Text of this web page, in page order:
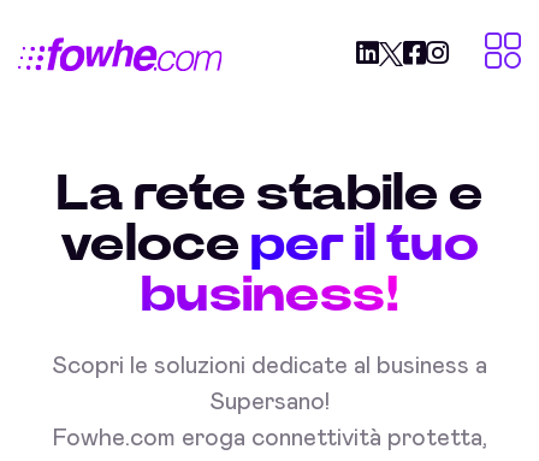
La rete stabile e
veloce per il tuo
business!
Scopri le soluzioni dedicate al business a
Supersano!
Fowhe.com eroga connettività protetta,